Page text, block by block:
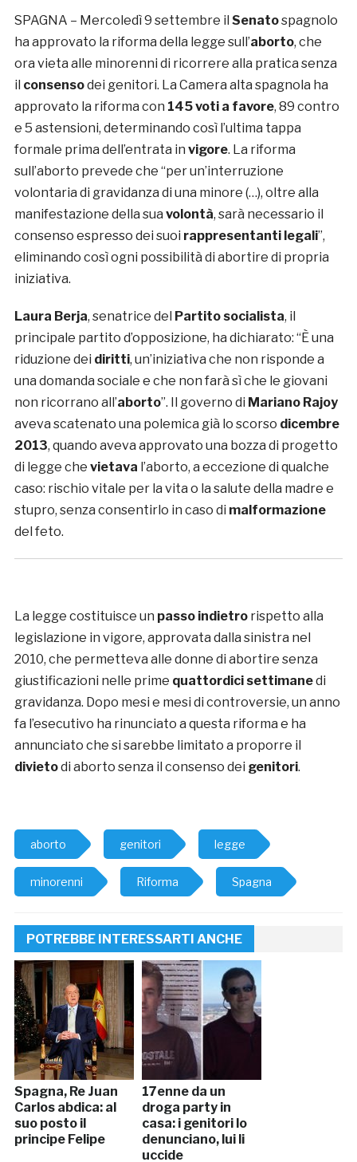
SPAGNA – Mercoledì 9 settembre il Senatospagnolo
ha approvato la riforma della legge sull’aborto, che
ora vieta alle minorenni di ricorrere alla pratica senza
il consensodei genitori. La Camera alta spagnola ha
approvato la riforma con 145 voti a favore, 89 contro
e 5 astensioni, determinando così l’ultima tappa
formale prima dell’entrata in vigore. La riforma
sull’aborto prevede che “per un’interruzione
volontaria di gravidanza di una minore (…), oltre alla
manifestazione della sua volontà, sarà necessario il
consenso espresso dei suoi rappresentanti legali”,
eliminando così ogni possibilità di abortire di propria
iniziativa.
Laura Berja, senatrice del Partito socialista, il
principale partito d’opposizione, ha dichiarato: “È una
riduzione dei diritti, un’iniziativa che non risponde a
una domanda sociale e che non farà sì che le giovani
non ricorrano all’aborto”. Il governo di Mariano Rajoy
aveva scatenato una polemica già lo scorso dicembre
2013, quando aveva approvato una bozza di progetto
di legge che vietava l’aborto, a eccezione di qualche
caso: rischio vitale per la vita o la salute della madre e
stupro, senza consentirlo in caso di malformazione
del feto.
La legge costituisce un passo indietrorispetto alla
legislazione in vigore, approvata dalla sinistra nel
2010, che permetteva alle donne di abortire senza
giustificazioni nelle prime quattordici settimanedi
gravidanza. Dopo mesi e mesi di controversie, un anno
fa l’esecutivo ha rinunciato a questa riforma e ha
annunciato che si sarebbe limitato a proporre il
divietodi aborto senza il consenso dei genitori.
aborto genitori legge
minorenni Riforma Spagna
POTREBBE INTERESSARTI ANCHE
Spagna, Re Juan
Carlos abdica: al
suo posto il
principe Felipe
17enne da un
droga party in
casa: i genitori lo
denunciano, lui li
uccide